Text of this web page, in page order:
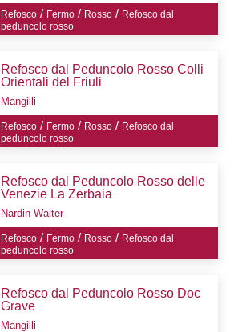
Refosco / Fermo / Rosso / Refosco dal
peduncolo rosso
Refosco dal Peduncolo Rosso Colli
Orientali del Friuli
Mangilli
Refosco / Fermo / Rosso / Refosco dal
peduncolo rosso
Refosco dal Peduncolo Rosso delle
Venezie La Zerbaia
Nardin Walter
Refosco / Fermo / Rosso / Refosco dal
peduncolo rosso
Refosco dal Peduncolo Rosso Doc
Grave
Mangilli